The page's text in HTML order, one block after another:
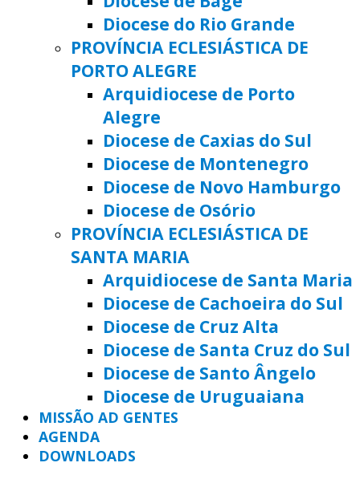
Diocese do Rio Grande
PROVÍNCIA ECLESIÁSTICA DE
PORTO ALEGRE
Arquidiocese de Porto
Alegre
Diocese de Caxias do Sul
Diocese de Montenegro
Diocese de Novo Hamburgo
Diocese de Osório
PROVÍNCIA ECLESIÁSTICA DE
SANTA MARIA
Arquidiocese de Santa Maria
Diocese de Cachoeira do Sul
Diocese de Cruz Alta
Diocese de Santa Cruz do Sul
Diocese de Santo Ângelo
Diocese de Uruguaiana
MISSÃO AD GENTES
AGENDA
DOWNLOADS